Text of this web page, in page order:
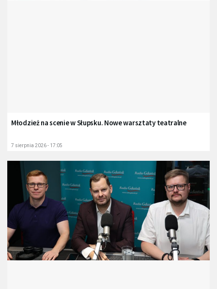
Młodzież na scenie w Słupsku. Nowe warsztaty teatralne
7 sierpnia 2026 - 17:05